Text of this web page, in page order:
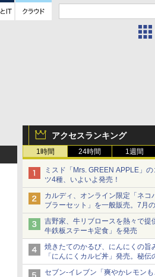
アクセスランキング
1時間 24時間 1週間
ミスド「Mrs. GREEN APPLE」
ツ4種、いよいよ発売！
カルディ、オンライン限定「ネコ
ブラーセット」を一般販売。7月
当選無効分
吉野家、牛リブロースを熱々で提
牛鉄板ステーキ定食」を発売
焼きたてのかるび、にんにくの旨
「にんにくカルビ丼」発売。秘伝
絡めた「豚カルビ丼」も復活
セブン-イレブン「爽やかレモン